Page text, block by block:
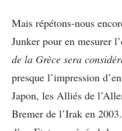
Mais répétons-nous
Junker pour en mesurer
de la Grèce sera
presque l’impression
Japon, les Alliés de
Bremer de l’Irak en